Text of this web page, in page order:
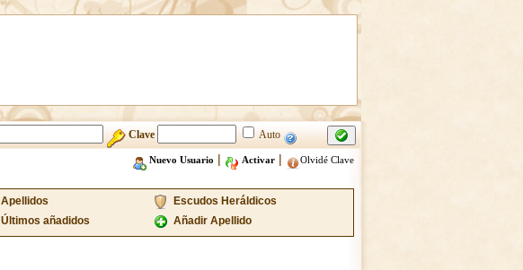
Clave Auto
Nuevo Usuario | Activar| Olvidé Clave
Apellidos
Escudos Heráldicos
Últimos añadidos Añadir Apellido